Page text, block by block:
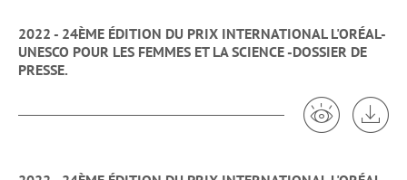
2022 - 24ÈME ÉDITION DU PRIX INTERNATIONAL L'ORÉAL-
UNESCO POUR LES FEMMES ET LA SCIENCE -DOSSIER DE
PRESSE.
Voir 2022 -